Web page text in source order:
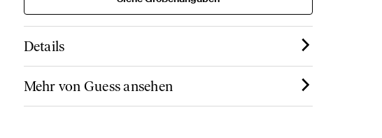
Details
Mehr von Guess ansehen